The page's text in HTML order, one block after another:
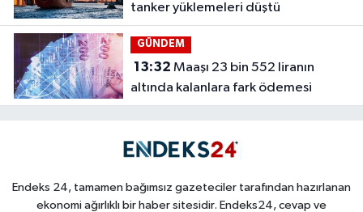
tanker yüklemeleri düştü
GÜNDEM
13:32
altında kalanlara fark ödemesi
Endeks 24, tamamen bağımsız gazeteciler tarafından hazırlanan
ekonomi ağırlıklı bir haber sitesidir. Endeks24, cevap ve